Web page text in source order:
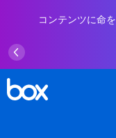
コンテンツに命